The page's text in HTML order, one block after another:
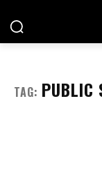
TAG: PUBLIC